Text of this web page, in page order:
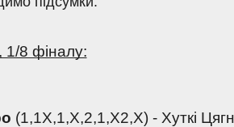
1/8 фіналу:
(1,1X,1,Х,2,1,Х2,Х) - Хуткі